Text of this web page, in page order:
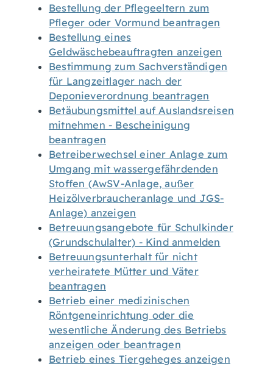
Bestellung der Pflegeeltern zum
Pfleger oder Vormund beantragen
Bestellung eines
Geldwäschebeauftragten anzeigen
Bestimmung zum Sachverständigen
für Langzeitlager nach der
Deponieverordnung beantragen
Betäubungsmittel auf Auslandsreisen
mitnehmen - Bescheinigung
beantragen
Betreiberwechsel einer Anlage zum
Umgang mit wassergefährdenden
Stoffen (AwSV-Anlage, außer
Heizölverbraucheranlage und JGS-
Anlage) anzeigen
Betreuungsangebote für Schulkinder
(Grundschulalter) - Kind anmelden
Betreuungsunterhalt für nicht
verheiratete Mütter und Väter
beantragen
Betrieb einer medizinischen
Röntgeneinrichtung oder die
wesentliche Änderung des Betriebs
anzeigen oder beantragen
Betrieb eines Tiergeheges anzeigen